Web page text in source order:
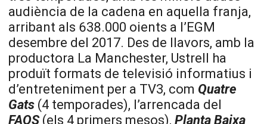
audiència de la cadena en aquella franja,
arribant als 638.000 oients a l’EGM
desembre del 2017. Des de llavors, amb la
productora La Manchester, Ustrell ha
produït formats de televisió informatius i
d’entreteniment per a TV3, com Quatre
Gats (4 temporades), l’arrencada del
FAQS(els 4 primers mesos),Planta Baixa